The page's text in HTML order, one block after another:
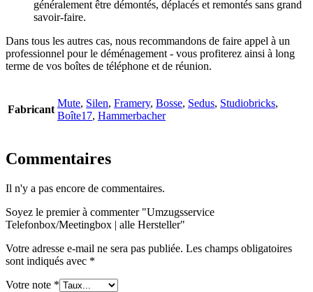
généralement être démontés, déplacés et remontés sans grand
savoir-faire.
Dans tous les autres cas, nous recommandons de faire appel à un
professionnel pour le déménagement - vous profiterez ainsi à long
terme de vos boîtes de téléphone et de réunion.
Fabricant
Mute, Silen, Framery, Bosse, Sedus, Studiobricks,
Boîte17, Hammerbacher
Commentaires
Il n'y a pas encore de commentaires.
Soyez le premier à commenter "Umzugsservice
Telefonbox/Meetingbox | alle Hersteller"
Votre adresse e-mail ne sera pas publiée. Les champs obligatoires
sont indiqués avec *
Votre note *